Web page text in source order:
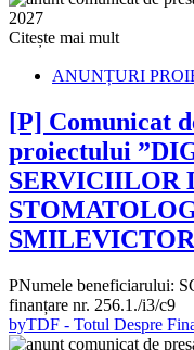
Citește mai mult
ANUNȚURI
[P] Comunicat
proiectului
SERVICIILOR
PNumele beneficiarului:
finanțare nr. 256.1./i3/c9
byTDF - Totul Despre